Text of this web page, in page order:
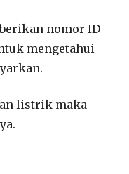
nomor ID
mengetahui
listrik maka